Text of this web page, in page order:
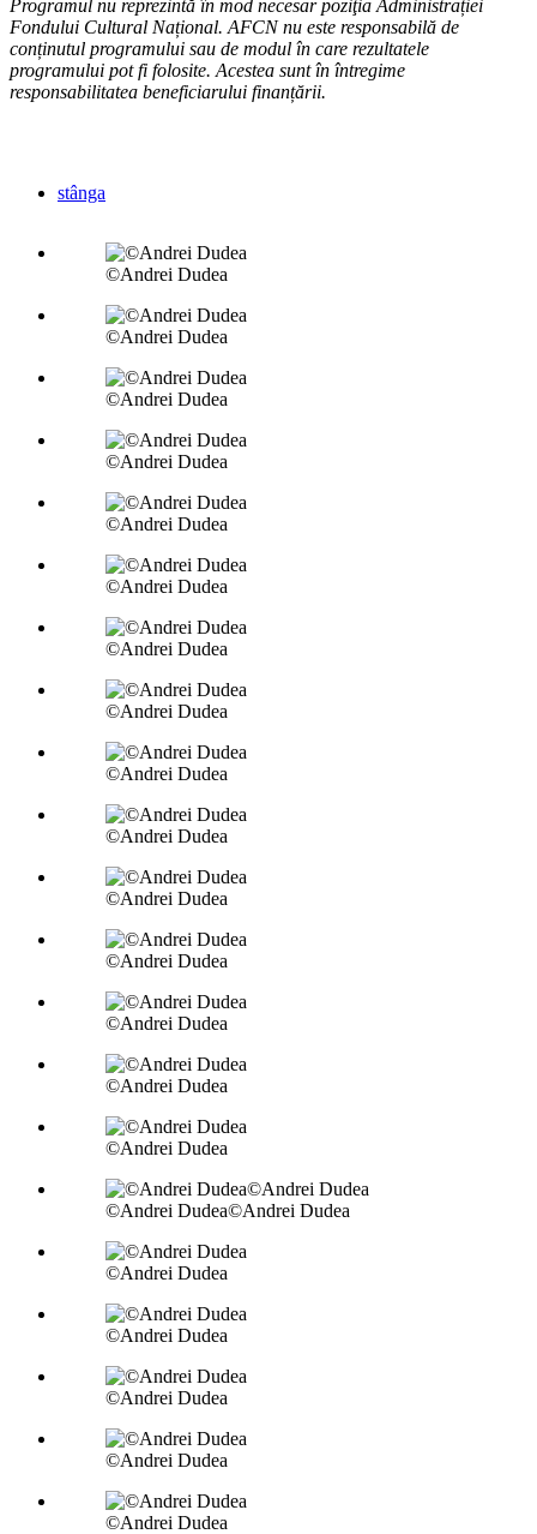
Programul nu reprezintă în mod necesar poziţia Administrației
Fondului Cultural Național. AFCN nu este responsabilă de
conținutul programului sau de modul în care rezultatele
programului pot fi folosite. Acestea sunt în întregime
responsabilitatea beneficiarului finanțării.
stânga
©Andrei Dudea
©Andrei Dudea
©Andrei Dudea
©Andrei Dudea
©Andrei Dudea
©Andrei Dudea
©Andrei Dudea
©Andrei Dudea
©Andrei Dudea
©Andrei Dudea
©Andrei Dudea
©Andrei Dudea
©Andrei Dudea
©Andrei Dudea
©Andrei Dudea
©Andrei Dudea©Andrei Dudea
©Andrei Dudea
©Andrei Dudea
©Andrei Dudea
©Andrei Dudea
©Andrei Dudea